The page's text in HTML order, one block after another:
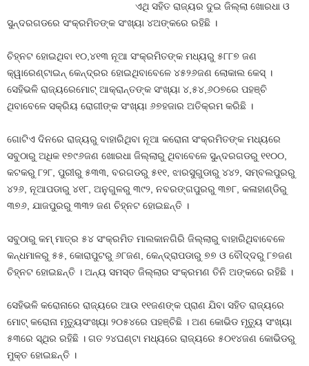
ଏଥି ସହିତ ରାଜ୍ୟର ଦୁଇ ଜିଲ୍ଲା ଖୋରଧା ଓ
ସୁନ୍ଦରଗଡରେ ସଂକ୍ରମିତଙ୍କ ସଂଖ୍ୟା ୪ଅଙ୍କରେ ରହିଛି ।
ଚିହ୍ନଟ ହୋଇଥିବା ୧୦,୪୧୩ ନୂଆ ସଂକ୍ରମିତଙ୍କ ମଧ୍ୟରୁ ୫୮୮୭ ଜଣ
କ୍ୱାରେଣ୍ଟାଇନ୍‍ କେନ୍ଦ୍ରର ହୋଇଥିବାବେଳେ ୪୫୨୬ଜଣ ଲୋକାଲ କେସ୍‍ ।
ସେହିଭଳି ରାଜ୍ୟରେମୋଟ୍‍ ଆକ୍ରାନ୍ତଙ୍କ ସଂଖ୍ୟା ୪,୫୪,୬୦୭ରେ ପହଞ୍ଚି
ଥିବାବେଳେ ସକ୍ରିୟ ରୋଗୀଙ୍କ ସଂଖ୍ୟା ୬୭ହଜାର ଅତିକ୍ରମ କରିଛି ।
ଗୋଟିଏ ଦିନରେ ରାଜ୍ୟରୁ ବାହାରିଥିବା ନୂଆ କରୋନା ସଂକ୍ରମିତଙ୍କ ମଧ୍ୟରେ
ସବୁଠାରୁ ଅଧିକ ୧୭୯୬ଜଣ ଖୋରଧା ଜିଲ୍ଲାରୁ ଥିବାବେଳେ ସୁନ୍ଦରଗଡରୁ ୧୧୦୦,
କଟକରୁ ୮୨୮, ପୁରୀରୁ ୫୩୩, ବରଗଡରୁ ୫୧୧, ଝାରସୁଗୁଡାରୁ ୪୪୨, ସମ୍ବଲପୁରରୁ
୪୨୬, ନୂଆପଡାରୁ ୪୧୮, ଅନୁଗୁଳରୁ ୩୯୨, ନବରଙ୍ଗପୁରରୁ ୩୭୮, କଳାହାଣ୍ଡିରୁ
୩୭୬, ଯାଜପୁରରୁ ୩୩୨ ଜଣ ଚିହ୍ନଟ ହୋଇଛନ୍ତି ।
ସବୁଠାରୁ କମ୍‍ ମାତ୍ର ୫୪ ସଂକ୍ରମିତ ମାଲକାନଗିରି ଜିଲ୍ଲାରୁ ବାହାରିଥିବାବେଳେ
କନ୍ଧମାଳରୁ ୫୫, କୋରାପୁଟରୁ ୬୮ଜଣ, କେନ୍ଦ୍ରାପଡାରୁ ୭୭ ଓ ବୌଦ୍ଦରୁ ୮୭ଜଣ
ଚିହ୍ନଟ ହୋଇଛନ୍ତି । ଅନ୍ୟ ସମସ୍ତ ଜିଲ୍ଲାର ସଂକ୍ରମଣ ତିନି ଅଙ୍କରେ ରହିଛି ।
ସେହିଭଳି କରୋନାରେ ରାଜ୍ୟରେ ଆଉ ୧୧ଜଣଙ୍କ ପ୍ରାଣ ଯିବା ସହିତ ରାଜ୍ୟରେ
ମୋଟ୍‍ କରୋନା ମୃତ୍ୟୁସଂଖ୍ୟା ୨୦୫୪ରେ ପହଞ୍ଚିଛି । ଅଣ କୋଭିଡ ମୃତ୍ୟୁ ସଂଖ୍ୟା
୫୩ରେ ସ୍ଥିର ରହିଛି । ଗତ ୨୪ଘଣ୍ଟା ମଧ୍ୟରେ ରାଜ୍ୟରେ ୫୦୧୪ଜଣ କୋଭିଡରୁ
ମୁକ୍ତ ହୋଇଛନ୍ତି ।